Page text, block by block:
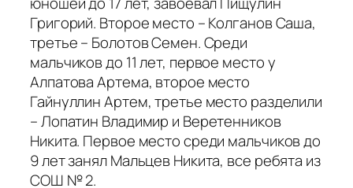
Григорий. Второе место – Колганов Саша,
третье – Болотов Семен. Среди
мальчиков до 11 лет, первое место у
Алпатова Артема, второе место
Гайнуллин Артем, третье место разделили
– Лопатин Владимир и Веретенников
Никита. Первое место среди мальчиков до
9 лет занял Мальцев Никита, все ребята из
СОШ № 2.